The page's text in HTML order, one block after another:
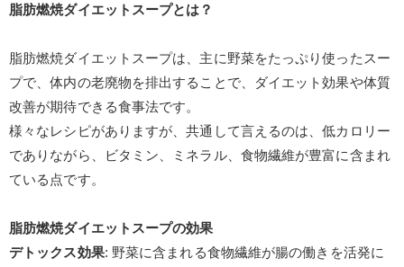
脂肪燃焼ダイエットスープとは？
脂肪燃焼ダイエットスープは、主に野菜をたっぷり使ったスー
プで、体内の老廃物を排出することで、ダイエット効果や体質
改善が期待できる食事法です。
様々なレシピがありますが、共通して言えるのは、低カロリー
でありながら、ビタミン、ミネラル、食物繊維が豊富に含まれ
ている点です。
脂肪燃焼ダイエットスープの効果
デトックス効果: 野菜に含まれる食物繊維が腸の働きを活発に